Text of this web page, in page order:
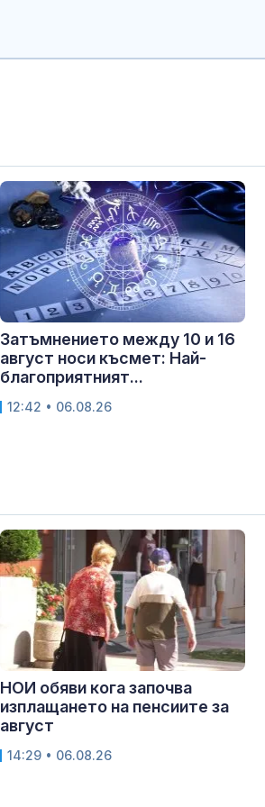
Затъмнението между 10 и 16
август носи късмет: Най-
благоприятният...
12:42 • 06.08.26
НОИ обяви кога започва
изплащането на пенсиите за
август
14:29 • 06.08.26